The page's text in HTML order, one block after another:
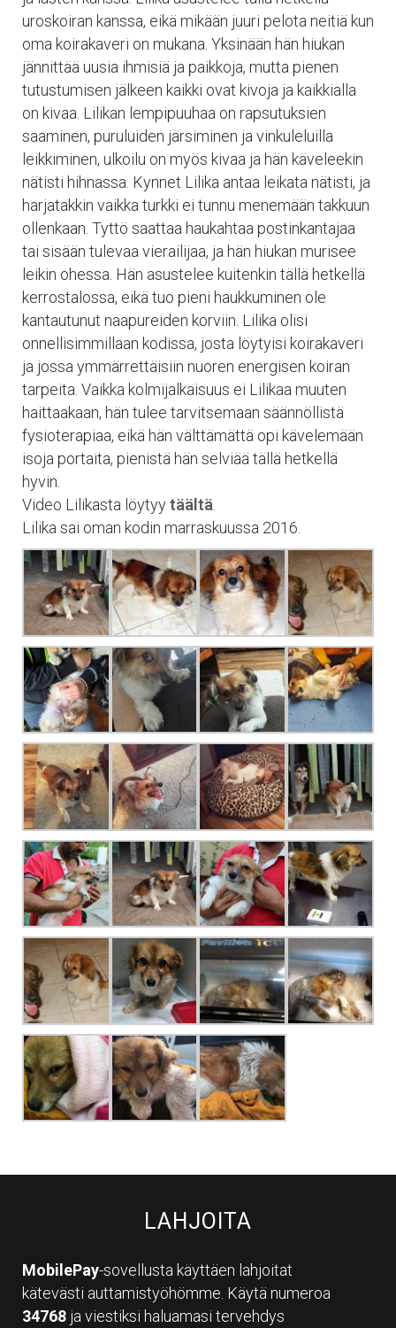
uroskoiran kanssa, eikä mikään juuri pelota neitiä kun
oma koirakaveri on mukana. Yksinään hän hiukan
jännittää uusia ihmisiä ja paikkoja, mutta pienen
tutustumisen jälkeen kaikki ovat kivoja ja kaikkialla
on kivaa. Lilikan lempipuuhaa on rapsutuksien
saaminen, puruluiden järsiminen ja vinkuleluilla
leikkiminen, ulkoilu on myös kivaa ja hän käveleekin
nätisti hihnassa. Kynnet Lilika antaa leikata nätisti, ja
harjatakkin vaikka turkki ei tunnu menemään takkuun
ollenkaan. Tyttö saattaa haukahtaa postinkantajaa
tai sisään tulevaa vierailijaa, ja hän hiukan murisee
leikin ohessa. Hän asustelee kuitenkin tällä hetkellä
kerrostalossa, eikä tuo pieni haukkuminen ole
kantautunut naapureiden korviin. Lilika olisi
onnellisimmillaan kodissa, josta löytyisi koirakaveri
ja jossa ymmärrettäisiin nuoren energisen koiran
tarpeita. Vaikka kolmijalkaisuus ei Lilikaa muuten
haittaakaan, hän tulee tarvitsemaan säännöllistä
fysioterapiaa, eikä hän välttämättä opi kävelemään
isoja portaita, pienistä hän selviää tällä hetkellä
hyvin.
Video Lilikasta löytyytäältä
Lilika sai oman kodin marraskuussa 2016.
LAHJOITA
MobilePay-sovellusta käyttäen lahjoitat
kätevästi auttamistyöhömme. Käytä numeroa
34768 ja viestiksi haluamasi tervehdys